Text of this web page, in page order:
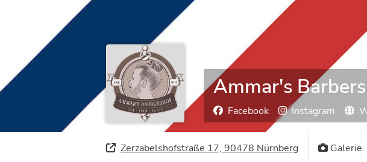
Ammar's
Facebook Instagram
Zerzabelshofstraße 17, 90478 Nürnberg Galerie